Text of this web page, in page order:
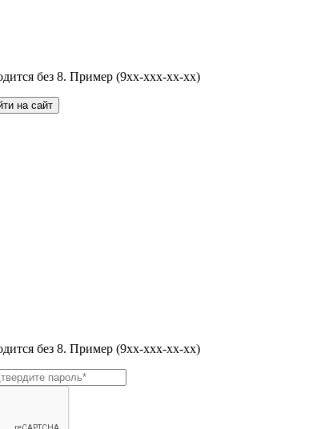
без 8. Пример (9хх-ххх-хх-хх)
на сайт
без 8. Пример (9хх-ххх-хх-хх)